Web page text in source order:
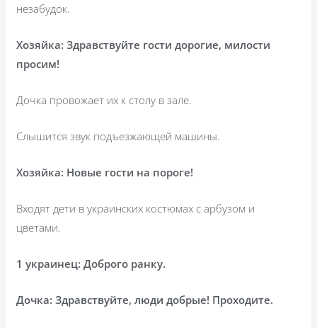
незабудок.
Хозяйка: Здравствуйте гости дорогие, милости
просим!
Дочка провожает их к столу в зале.
Слышится звук подъезжающей машины.
Хозяйка: Новые гости на пороге!
Входят дети в украинских костюмах с арбузом и
цветами.
1 украинец: Доброго ранку.
Дочка: Здравствуйте, люди добрые! Проходите.